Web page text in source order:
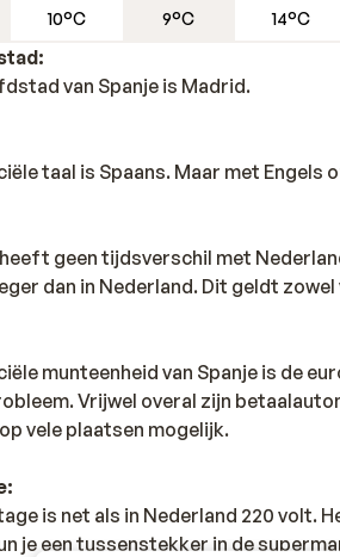
10°C
9°C
14°C
van Spanje is Madrid.
taal is Spaans. Maar met Engels
geen tijdsverschil met
dan in Nederland. Dit geldt
munteenheid van Spanje is de
Vrijwel overal zijn
vele plaatsen mogelijk.
is net als in Nederland 220 volt.
je een tussenstekker in de